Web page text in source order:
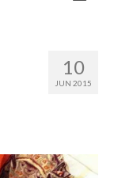
10
JUN 2015